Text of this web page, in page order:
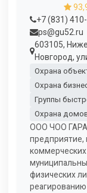
+7 (831)
ps@gu52.ru
603105,
Новгород,
Охрана
Охрана
Группы
Охрана
ООО ЧОО
предприятие,
физических
реагированию